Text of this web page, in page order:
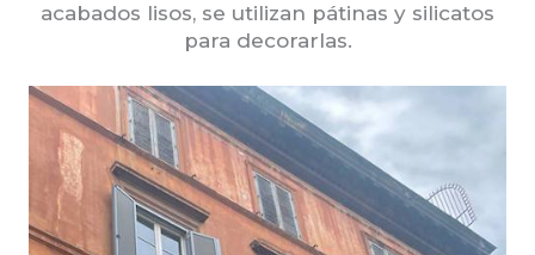
acabados lisos, se utilizan pátinas y silicatos
para decorarlas.